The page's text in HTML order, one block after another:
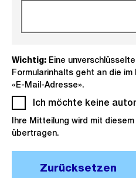
Wichtig: Eine
Formularinhalts geht an die
«E-Mail-Adresse».
Ich möchte keine
Ihre Mitteilung wird mit
übertragen.
Zurücksetzen